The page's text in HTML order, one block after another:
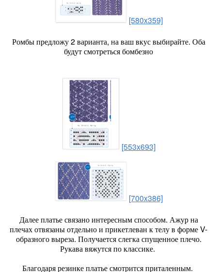
[580x359]
Ромбы предложу 2 варианта, на ваш вкус выбирайте. Оба
будут смотреться бомбезно
[553x693]
[700x386]
Далее платье связано интересным способом. Ажур на
плечах отвязаны отдельно и прикетлеван к телу в форме V-
образного выреза. Получается слегка спущенное плечо.
Рукава вяжутся по классике.
Благодаря резинке платье смотрится приталенным.